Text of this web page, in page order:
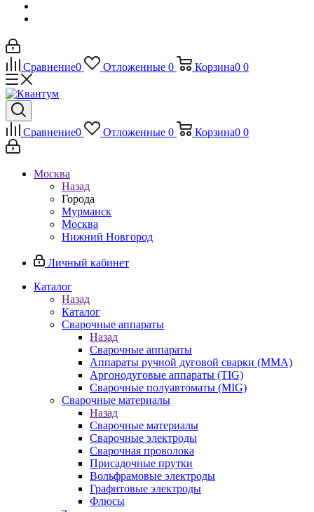
Сравнение0 Отложенные 0 Корзина0 0
Сравнение0 Отложенные 0 Корзина0 0
Москва
Назад
Города
Мурманск
Москва
Нижний Новгород
Личный кабинет
Каталог
Назад
Каталог
Сварочные аппараты
Назад
Сварочные аппараты
Аппараты ручной дуговой сварки (MMA)
Аргонодуговые аппараты (TIG)
Сварочные полуавтоматы (MIG)
Сварочные материалы
Назад
Сварочные материалы
Сварочные электроды
Сварочная проволока
Присадочные прутки
Вольфрамовые электроды
Графитовые электроды
Флюсы